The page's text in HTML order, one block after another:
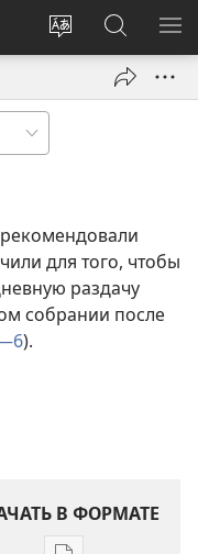
Изменить
Войти
(открывается
окне)
Поиск
по
jw.org
для того, чтобы
раздачу
собрании после
).
В ФОРМАТЕ